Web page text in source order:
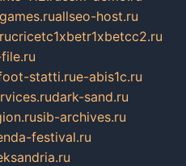
allseo-host.ru
cricetc1xbetr1xbetcc2.ru
statti.rue-abis1c.ru
dark-sand.ru
sib-archives.ru
festival.ru